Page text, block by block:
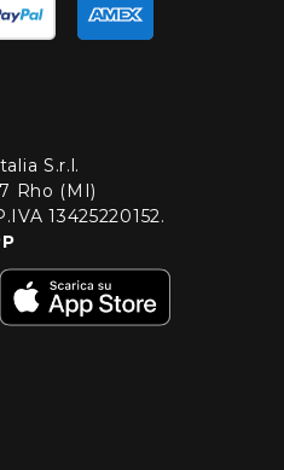
S.r.l.
Rho (MI)
13425220152.